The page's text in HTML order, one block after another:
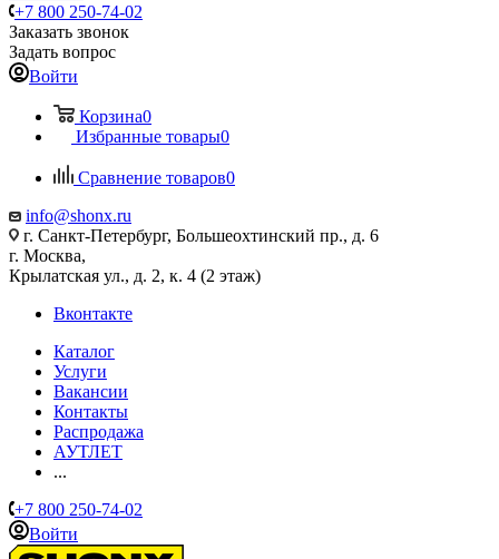
+7 800 250-74-02
Заказать звонок
Задать вопрос
Войти
Корзина0
Избранные товары0
Сравнение товаров0
info@shonx.ru
г. Санкт-Петербург, Большеохтинский пр., д. 6
г. Москва,
Крылатская ул., д. 2, к. 4 (2 этаж)
Вконтакте
Каталог
Услуги
Вакансии
Контакты
Распродажа
АУТЛЕТ
...
+7 800 250-74-02
Войти